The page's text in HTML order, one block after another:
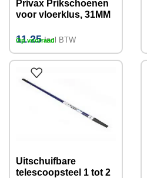
Privax Prikschoenen
voor vloerklus, 31MM
11.25 Incl BTW
Op voorraad
Uitschuifbare
telescoopsteel 1 tot 2